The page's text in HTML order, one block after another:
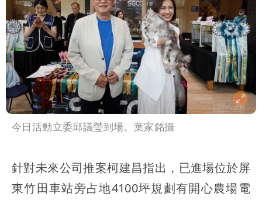
今日活動立委邱議瑩到場。葉家銘攝
針對未來公司推案柯建昌指出，已進場位於屏
東竹田車站旁占地4100坪規劃有開心農場電